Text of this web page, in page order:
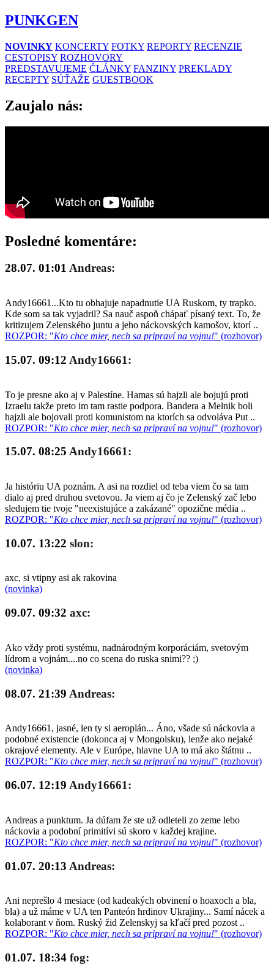
PUNKGEN
NOVINKY KONCERTY FOTKY REPORTY RECENZIE
CESTOPISY ROZHOVORY
PREDSTAVUJEME ČLÁNKY FANZINY PREKLADY
RECEPTY SÚŤAŽE GUESTBOOK
Zaujalo nás:
Posledné komentáre:
28.07. 01:01 Andreas:
Andy16661...Kto tu obhajuje napadnutie UA Ruskom, ty trapko.
Kde som sa tak vyjadril? Sa nauč aspoň chápať písaný text. To, že
kritizujem Zelenského juntu a jeho náckovských kamošov, ktorí ..
ROZPOR: "Kto chce mier, nech sa pripraví na vojnu!" (rozhovor)
15.07. 09:12 Andy16661:
To je presne ako aj v Palestíne. Hamas sú hajzli ale bojujú proti
Izraelu takže preto im tam rastie podpora. Bandera a Melnik boli
hajzli ale bojovali proti komunistom na ktorích sa odvoláva Put ..
ROZPOR: "Kto chce mier, nech sa pripraví na vojnu!" (rozhovor)
15.07. 08:25 Andy16661:
Ja históriu UA poznám. A asi na rozdiel od teba viem čo sa tam
dialo aj pred druhou svetovou. Ja viem aj čo je Zelenský zač lebo
sledujem tie tvoje "neexistujúce a zakázané" opozične média ..
ROZPOR: "Kto chce mier, nech sa pripraví na vojnu!" (rozhovor)
10.07. 13:22 slon:
axc, si vtipny asi ak rakovina
(novinka)
09.07. 09:32 axc:
Ako vždy proti systému, nadnárodným korporáciám, svetovým
lídrom a vojnám....no co scena do ruska snimi?? ;)
(novinka)
08.07. 21:39 Andreas:
Andy16661, jasné, len ty si aeroplán... Áno, všade sú náckovia a
podobné existencie (dokonca aj v Mongolsku), lenže ako nejaké
okrajové elementy. Ale v Európe, hlavne UA to má ako štátnu ..
ROZPOR: "Kto chce mier, nech sa pripraví na vojnu!" (rozhovor)
06.07. 12:19 Andy16661:
Andreas a punktum. Ja dúfam že ste už odleteli zo zeme lebo
náckovia a podobní primitívi sú skoro v každej krajine.
ROZPOR: "Kto chce mier, nech sa pripraví na vojnu!" (rozhovor)
01.07. 20:13 Andreas:
Ani neprešlo 4 mesiace (od kadeakých obvinení o hoaxoch a bla,
bla) a už máme v UA ten Panteón hrdinov Ukrajiny... Samí nácek a
kolaborant v ňom. Ruský žid Zelenskyj sa kľačí pred pozost ..
ROZPOR: "Kto chce mier, nech sa pripraví na vojnu!" (rozhovor)
01.07. 18:34 fog: